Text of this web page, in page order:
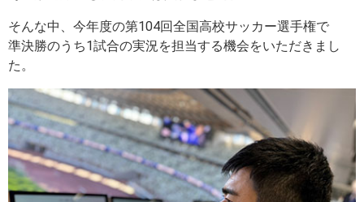
そんな中、今年度の第104回全国高校サッカー選手権で
準決勝のうち1試合の実況を担当する機会をいただきまし
た。